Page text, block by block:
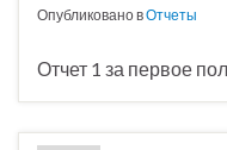
Опубликовано вОтчеты
Отчет 1 за первое